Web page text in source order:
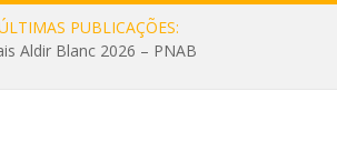
PUBLICAÇÕES:
Aldir Blanc 2026 – PNAB